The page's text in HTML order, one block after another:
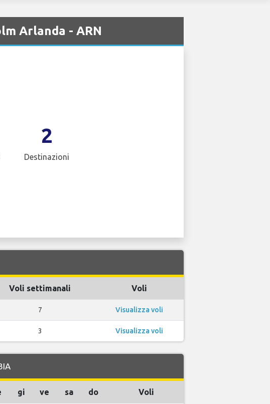
Arlanda - ARN
2
Destinazioni
Voli settimanali Voli
7 Visualizza voli
3 Visualizza voli
gi ve sa do Voli